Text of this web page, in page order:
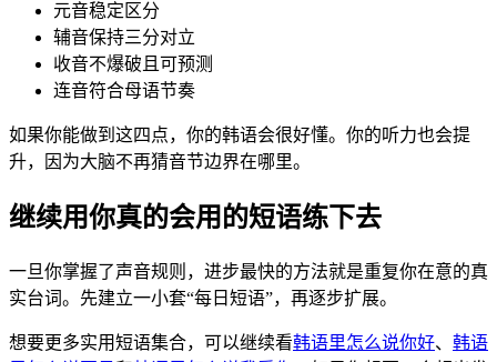
元音稳定区分
辅音保持三分对立
收音不爆破且可预测
连音符合母语节奏
如果你能做到这四点，你的韩语会很好懂。你的听力也会提
升，因为大脑不再猜音节边界在哪里。
继续用你真的会用的短语练下去
一旦你掌握了声音规则，进步最快的方法就是重复你在意的真
实台词。先建立一小套“每日短语”，再逐步扩展。
想要更多实用短语集合，可以继续看韩语里怎么说你好、 韩语